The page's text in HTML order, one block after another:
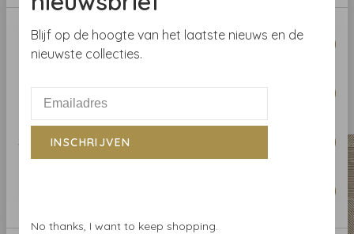
Consent
Selection
Necessary
Statistics
of bestel een staal.
Gerelateerde producten
Blijf op de hoogte van het laatste nieuws en de
nieuwste collecties.
INSCHRIJVEN
No thanks, I want to keep shopping.